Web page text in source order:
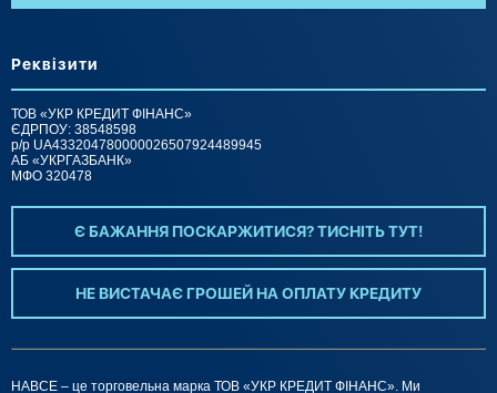
Реквізити
ТОВ «УКР КРЕДИТ ФІНАНС»
ЄДРПОУ: 38548598
р/р UA433204780000026507924489945
АБ «УКРГАЗБАНК»
МФО 320478
Є БАЖАННЯ ПОСКАРЖИТИСЯ? ТИCНІТЬ ТУТ!
НЕ ВИСТАЧАЄ ГРОШЕЙ НА ОПЛАТУ КРЕДИТУ
НАВСЕ – це торговельна марка ТОВ «УКР КРЕДИТ ФІНАНС». Ми